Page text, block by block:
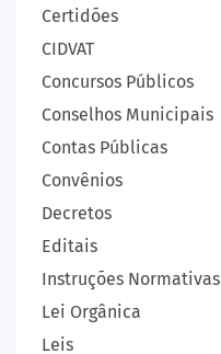
Certidões
CIDVAT
Concursos Públicos
Conselhos Municipais
Contas Públicas
Convênios
Decretos
Editais
Instruções Normativas
Lei Orgânica
Leis